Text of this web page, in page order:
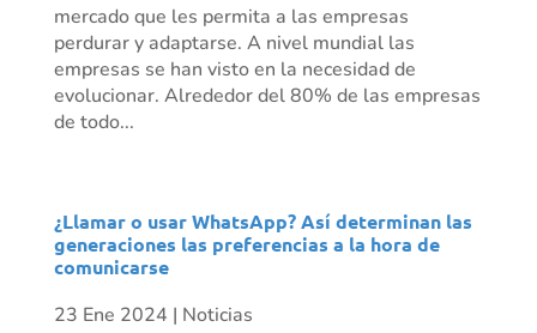
mercado que les permita a las empresas
perdurar y adaptarse. A nivel mundial las
empresas se han visto en la necesidad de
evolucionar. Alrededor del 80% de las empresas
de todo...
¿Llamar o usar WhatsApp? Así determinan las
generaciones las preferencias a la hora de
comunicarse
23 Ene 2024 | Noticias